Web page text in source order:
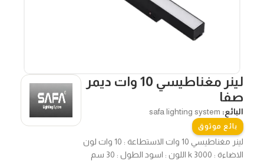
لينر مغناطيسي 10 وات ديمر
صفا
البائع: safa lighting system
بائع موثوق
لينر مغناطيسي 10 وات الاستطاعة : 10 وات لون
الاضاءة : 3000 k اللون : اسود الطول : 30 سم